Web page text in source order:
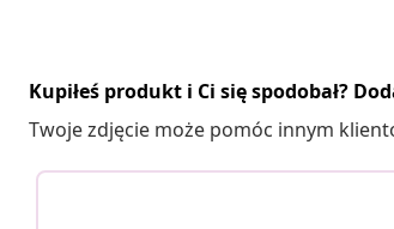
Kupiłeś produkt i Ci się spodobał?
Twoje zdjęcie może pomóc innym